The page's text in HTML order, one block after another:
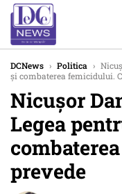
DCNews › Politica ›
și combaterea femicidului.
Nicușor
Legea
prevede